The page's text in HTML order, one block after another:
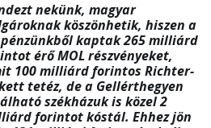
nekünk, magyar
köszönhetik, hiszen a
kaptak 265 milliárd
érő MOL részvényeket,
100 milliárd forintos Richter-
tetéz, de a Gellérthegyen
székházuk is közel 2
forintot kóstál. Ehhez jön